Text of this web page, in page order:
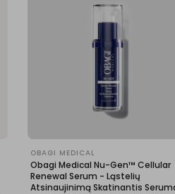
OBAGI MEDICAL
Obagi Medical Nu-Gen™ Cellular
Renewal Serum - Ląstelių
Atsinaujinimą Skatinantis